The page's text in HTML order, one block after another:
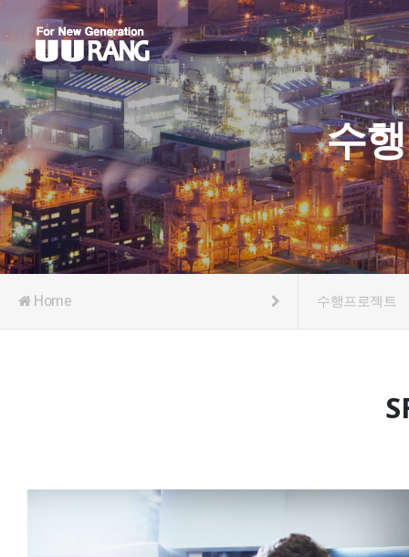
수
Home 수행프로젝트